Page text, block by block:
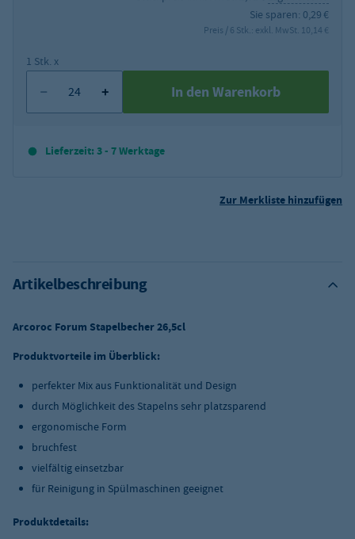
Sie sparen: 0,29 €
Preis / 6 Stk.: exkl. MwSt. 10,14 €
1 Stk. x
In den Warenkorb
Lieferzeit: 3 - 7 Werktage
Zur Merkliste hinzufügen
Artikelbeschreibung
Arcoroc Forum Stapelbecher 26,5cl
Produktvorteile im Überblick:
perfekter Mix aus Funktionalität und Design
durch Möglichkeit des Stapelns sehr platzsparend
ergonomische Form
bruchfest
vielfältig einsetzbar
für Reinigung in Spülmaschinen geeignet
Produktdetails: